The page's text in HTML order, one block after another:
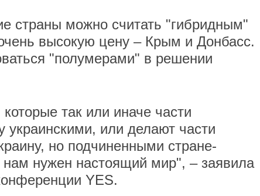
страны можно считать "гибридным"
высокую цену – Крым и Донбасс.
"полумерами" в решении
так или иначе части
украинскими, или делают части
но подчиненными стране-
нам нужен настоящий мир", – заявила
YES.